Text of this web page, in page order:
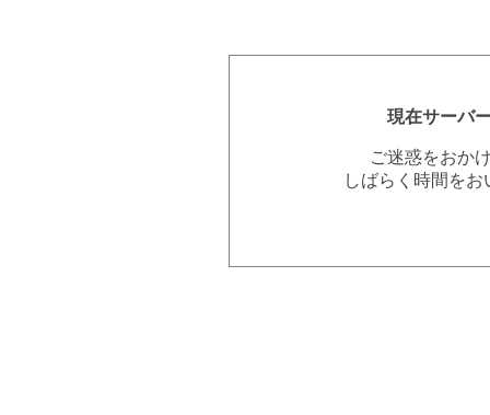
現在サーバ
ご迷惑をおか
しばらく時間を